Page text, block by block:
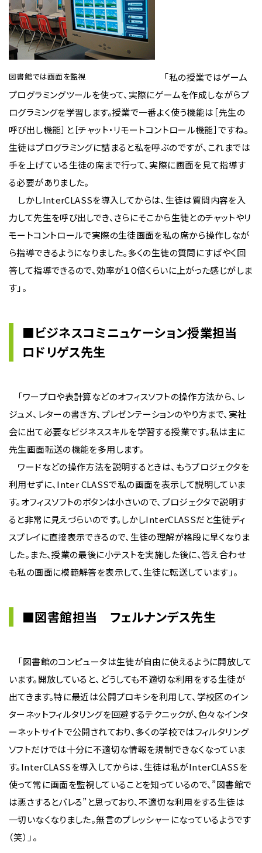
図書館では画面を監視
「私の授業ではゲーム
プログラミングツールを使って、実際にゲームを作成しながらプ
ログラミングを学習します。授業で一番よく使う機能は［先生の
呼び出し機能］と［チャット・リモートコントロール機能］ですね。
生徒はプログラミングに詰まると私を呼ぶのですが、これまでは
手を上げている生徒の席まで行って、実際に画面を見て指導す
る必要がありました。
しかしInterCLASSを導入してからは、生徒は質問内容を入
力して先生を呼び出しでき、さらにそこから生徒とのチャットやリ
モートコントロールで実際の生徒画面を私の席から操作しなが
ら指導できるようになりました。多くの生徒の質問にすばやく回
答して指導できるので、効率が１０倍くらいに上がった感じがしま
す」。
■ビジネスコミニュケーション授業担当
ロドリゲス先生
「ワープロや表計算などのオフィスソフトの操作方法から、レ
ジュメ、レターの書き方、プレゼンテーションのやり方まで、実社
会に出て必要なビジネススキルを学習する授業です。私は主に
先生画面転送の機能を多用します。
ワードなどの操作方法を説明するときは、もうプロジェクタを
利用せずに、Inter CLASSで私の画面を表示して説明していま
す。オフィスソフトのボタンは小さいので、プロジェクタで説明す
ると非常に見えづらいのです。しかしInterCLASSだと生徒ディ
スプレイに直接表示できるので、生徒の理解が格段に早くなりま
した。また、授業の最後に小テストを実施した後に、答え合わせ
も私の画面に模範解答を表示して、生徒に転送しています」。
■図書館担当 フェルナンデス先生
「図書館のコンピュータは生徒が自由に使えるように開放して
います。開放していると、どうしても不適切な利用をする生徒が
出てきます。特に最近は公開プロキシを利用して、学校区のイン
ターネットフィルタリングを回避するテクニックが、色々なインタ
ーネットサイトで公開されており、多くの学校ではフィルタリング
ソフトだけでは十分に不適切な情報を規制できなくなっていま
す。InterCLASSを導入してからは、生徒は私がInterCLASSを
使って常に画面を監視していることを知っているので、”図書館で
は悪さするとバレる”と思っており、不適切な利用をする生徒は
一切いなくなりました。無言のプレッシャーになっているようです
（笑）」。